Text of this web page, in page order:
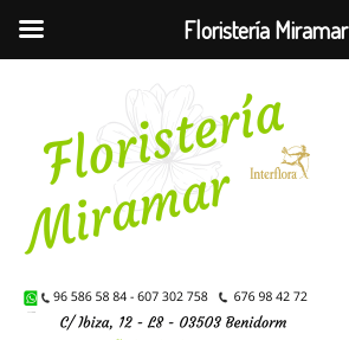
contenido
Floristería Miramar